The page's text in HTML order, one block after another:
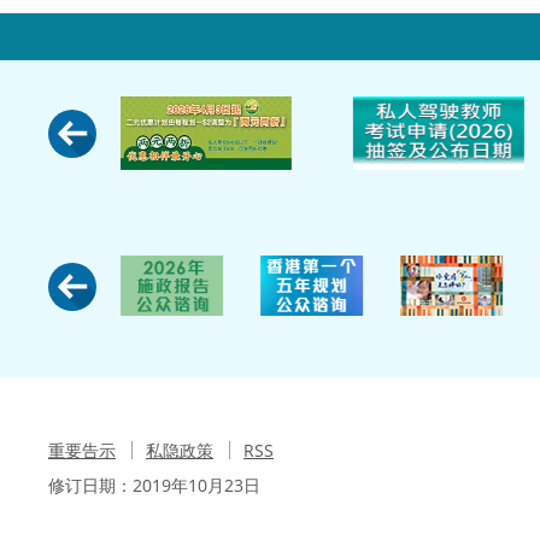
重要告示 私隐政策
RSS
修订日期： 2019年10月23日